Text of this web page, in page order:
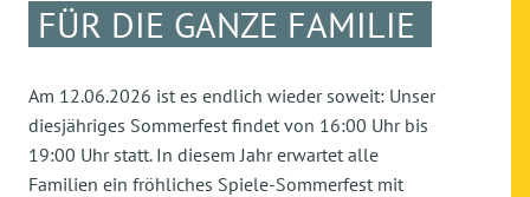
ÜR DIE GANZE FAMILIE
Am 12.06.2026 ist es endlich wieder soweit: Unser
diesjähriges Sommerfest findet von 16:00 Uhr bis
19:00 Uhr statt. In diesem Jahr erwartet alle
Familien ein fröhliches Spiele-Sommerfest mit